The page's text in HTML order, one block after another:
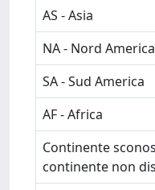
AS - Asia
NA - Nord America
SA - Sud America
AF - Africa
Continente
continente non